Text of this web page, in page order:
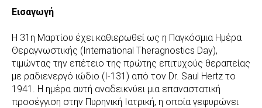
Εισαγωγή
Η 31η Μαρτίου έχει καθιερωθεί ως η Παγκόσμια Ημέρα
Θεραγνωστικής (International Theragnostics Day),
τιμώντας την επέτειο της πρώτης επιτυχούς θεραπείας
με ραδιενεργό ιώδιο (I-131) από τον Dr. Saul Hertz το
1941. Η ημέρα αυτή αναδεικνύει μια επαναστατική
προσέγγιση στην Πυρηνική Ιατρική, η οποία γεφυρώνει